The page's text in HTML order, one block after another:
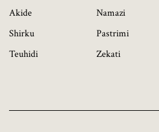
Akide
Shirku
Teuhidi
Namazi
Pastrimi
Zekati